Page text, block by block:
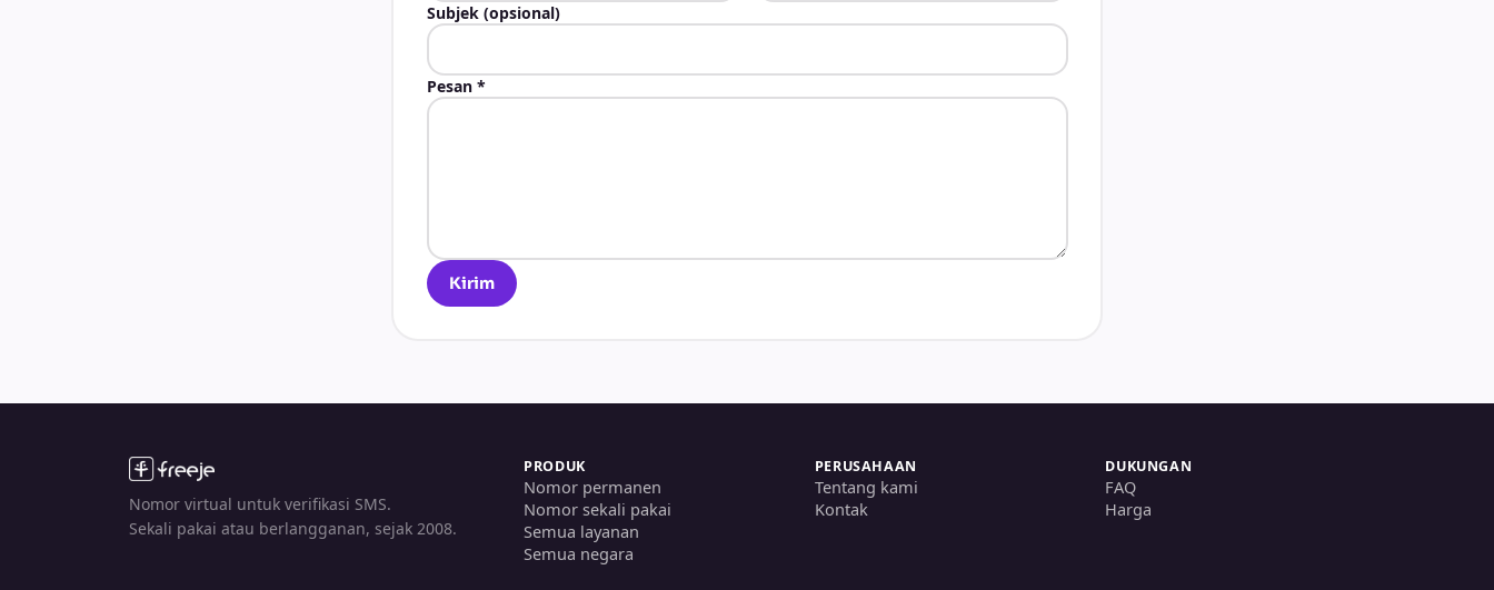
Subjek (opsional)
Pesan*
Kirim
Nomor virtual untuk verifikasi SMS.
Sekali pakai atau berlangganan, sejak 2008.
PRODUK
Nomor permanen
Nomor sekali pakai
Semua layanan
Semua negara
PERUSAHAAN
Tentang kami
Kontak
DUKUNGAN
FAQ
Harga